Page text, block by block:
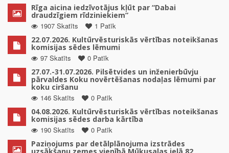
Rīga aicina iedzīvotājus kļūt par “Dabai
draudzīgiem rīdziniekiem”
1907 Skatīts
1 Patīk
22.07.2026. Kultūrvēsturiskās vērtības noteikšanas
komisijas sēdes lēmumi
97 Skatīts
0 Patīk
27.07.-31.07.2026. Pilsētvides un inženierbūvju
pārvaldes Koku novērtēšanas nodaļas lēmumi par
koku ciršanu
146 Skatīts
0 Patīk
04.08.2026. Kultūrvēsturiskās vērtības noteikšanas
komisijas sēdes darba kārtība
190 Skatīts
0 Patīk
Paziņojums par detālplānojuma izstrādes